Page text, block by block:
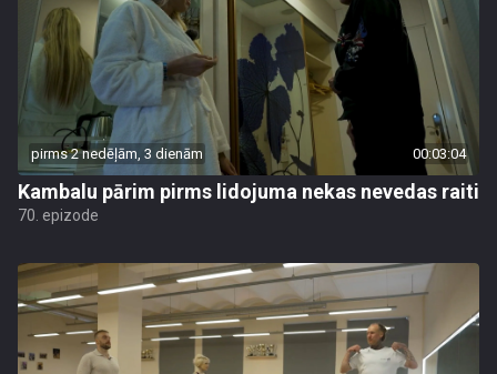
pirms 2 nedēļām, 3 dienām 00:03:04
Kambalu pārim pirms lidojuma nekas nevedas raiti
70. epizode